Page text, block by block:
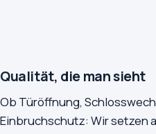
Qualität, die man sieht
Ob Türöffnung,
Einbruchschutz: Wir setzen